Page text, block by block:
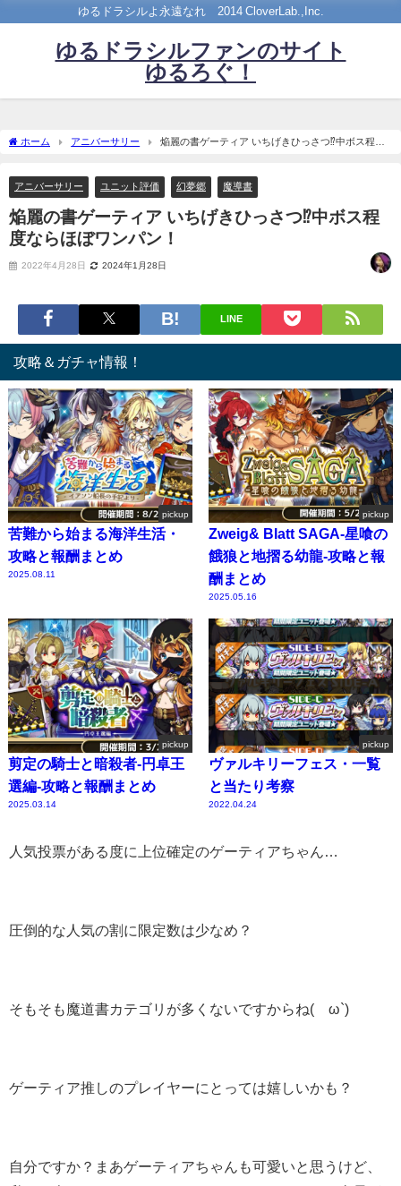
ゆるドラシルよ永遠なれ©2014 CloverLab.,Inc.
ゆるドラシルファンのサイト
ゆるろぐ！
ホーム アニバーサリー
焔麗の書ゲーティア いちげきひっさつ⁉中ボス程度
アニバーサリー ユニット評価 幻夢郷 魔導書
焔麗の書ゲーティア いちげきひっさつ⁉中ボス程
度ならほぼワンパン！
2022年4月28日 2024年1月28日
LINE
攻略＆ガチャ情報！
pickup
苦難から始まる海洋生活・
攻略と報酬まとめ
2025.08.11
pickup
Zweig& Blatt SAGA-星喰の
餓狼と地摺る幼龍-攻略と報
酬まとめ
2025.05.16
pickup
剪定の騎士と暗殺者-円卓王
選編-攻略と報酬まとめ
2025.03.14
pickup
ヴァルキリーフェス・一覧
と当たり考察
2022.04.24
人気投票がある度に上位確定のゲーティアちゃん…
圧倒的な人気の割に限定数は少なめ？
そもそも魔道書カテゴリが多くないですからね(´ω`)
ゲーティア推しのプレイヤーにとっては嬉しいかも？
自分ですか？まあゲーティアちゃんも可愛いと思うけど、